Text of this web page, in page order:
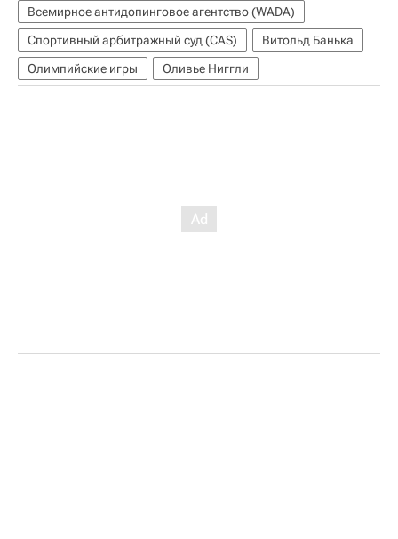
Всемирное антидопинговое агентство (WADA)
Спортивный арбитражный суд (CAS)
Витольд Банька
Олимпийские игры
Оливье Ниггли